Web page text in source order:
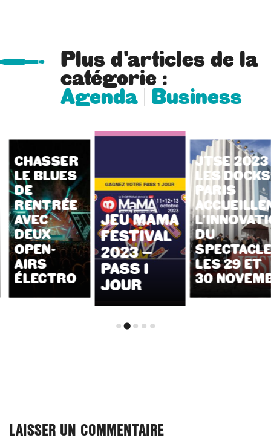
Plus d'articles de la
catégorie :
Agenda Business
CHASSER
LE BLUES
DE
RENTRÉE
AVEC
DEUX
OPEN-
AIRS
ÉLECTRO
JEU MAMA
FESTIVAL
2023 –
PASS 1
JOUR
JTSE 2023
LES
PARIS
DU
SPECTACLE
LES 29 ET
30
LAISSER UN COMMENTAIRE